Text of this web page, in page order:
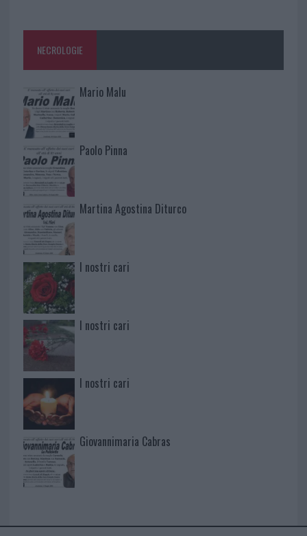
NECROLOGIE
Mario Malu
Paolo Pinna
Martina Agostina Diturco
I nostri cari
I nostri cari
I nostri cari
Giovannimaria Cabras